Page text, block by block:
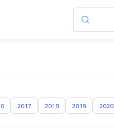
2020
2019
2018
2017